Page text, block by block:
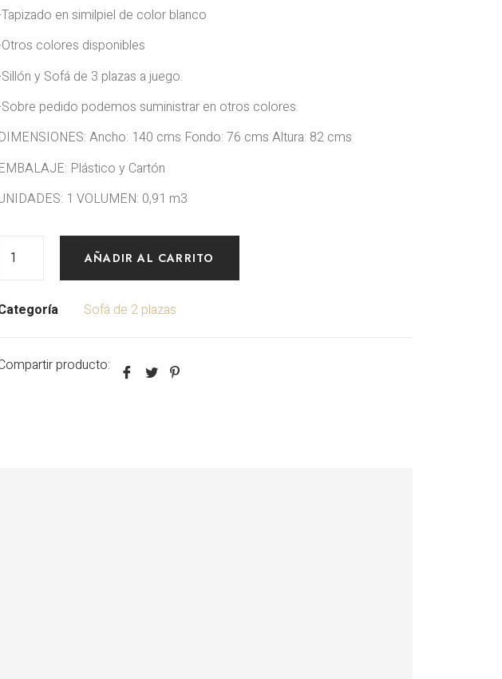
en similpiel de color blanco
colores disponibles
y Sofá de 3 plazas a juego.
pedido podemos suministrar en otros colores.
DIMENSIONES: Ancho: 140 cms Fondo: 76 cms Altura: 82 cms
EMBALAJE: Plástico y Cartón
1 VOLUMEN: 0,91 m3
AÑADIR AL CARRITO
Sofá de 2 plazas
producto: